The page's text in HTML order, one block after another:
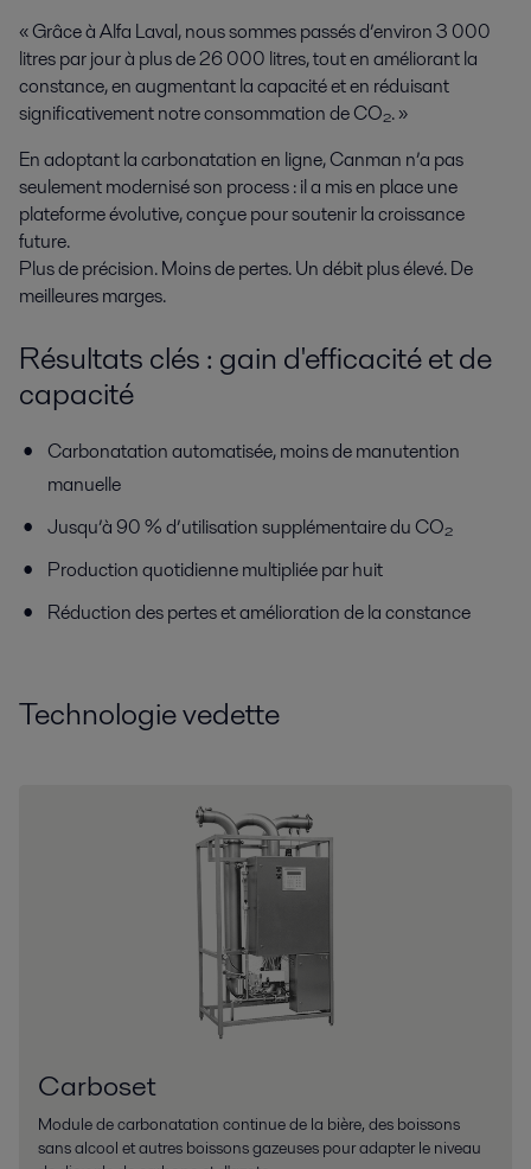
« Grâce à Alfa Laval, nous sommes passés d’environ 3 000
litres par jour à plus de 26 000 litres, tout en améliorant la
constance, en augmentant la capacité et en réduisant
significativement notre consommation de CO₂. »
En adoptant la carbonatation en ligne, Canman n’a pas
seulement modernisé son process : il a mis en place une
plateforme évolutive, conçue pour soutenir la croissance
future.
Plus de précision. Moins de pertes. Un débit plus élevé. De
meilleures marges.
Résultats clés : gain d'efficacité et de
capacité
Carbonatation automatisée, moins de manutention
manuelle
Jusqu’à 90 % d’utilisation supplémentaire du CO₂
Production quotidienne multipliée par huit
Réduction des pertes et amélioration de la constance
Technologie vedette
Carboset
Module de carbonatation continue de la bière, des boissons
sans alcool et autres boissons gazeuses pour adapter le niveau